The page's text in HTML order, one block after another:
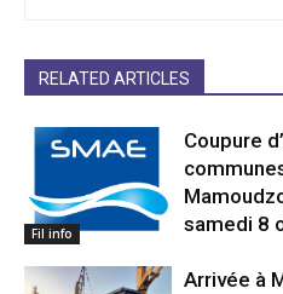
RELATED ARTICLES
Fil info
Coupure
samedi 8
Arrivée à